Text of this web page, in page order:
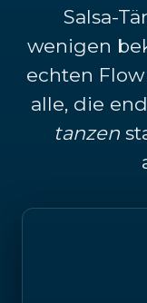
Salsa-
wenigen
echten
alle, die
tanzen